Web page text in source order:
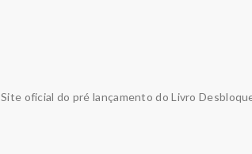
Site oficial do pré lançamento do Livro